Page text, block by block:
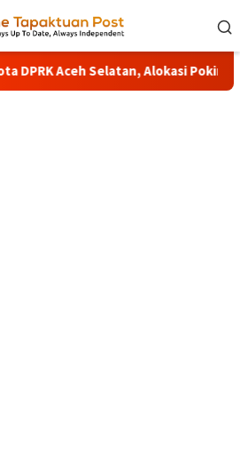
DPRK Aceh Selatan, Alokasi Pokir